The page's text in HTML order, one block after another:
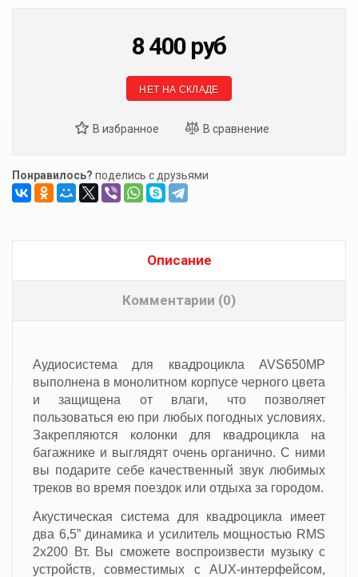
8 400 руб
НЕТ НА СКЛАДЕ
Понравилось? поделись с друзьями
Описание
Комментарии (0)
Аудиосистема для квадроцикла AVS650MP
выполнена в монолитном корпусе черного цвета
и защищена от влаги, что позволяет
пользоваться ею при любых погодных условиях.
Закрепляются колонки для квадроцикла на
багажнике и выглядят очень органично. С ними
вы подарите себе качественный звук любимых
треков во время поездок или отдыха за городом.
Акустическая система для квадроцикла имеет
два 6,5” динамика и усилитель мощностью RMS
2х200 Вт. Вы сможете воспроизвести музыку с
устройств, совместимых с AUX-интерфейсом,